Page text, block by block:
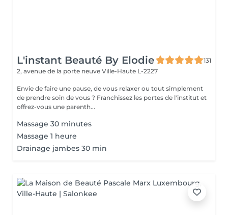
L'instant Beauté By Elodie
131
2, avenue de la porte neuve Ville-Haute L-2227
Envie de faire une pause, de vous relaxer ou tout simplement
de prendre soin de vous ? Franchissez les portes de l'institut et
offrez-vous une parenth...
Massage 30 minutes
Massage 1 heure
Drainage jambes 30 min